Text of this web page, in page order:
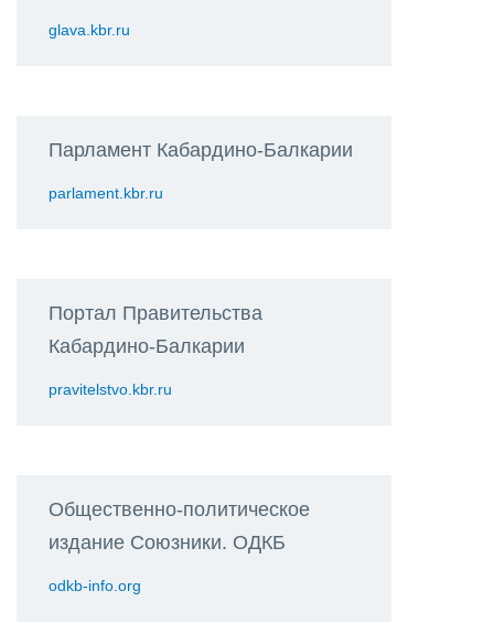
glava.kbr.ru
Парламент Кабардино-Балкарии
parlament.kbr.ru
Портал Правительства
Кабардино-Балкарии
pravitelstvo.kbr.ru
Общественно-политическое
издание Союзники. ОДКБ
odkb-info.org